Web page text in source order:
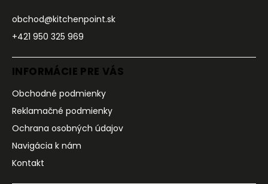
obchod@kitchenpoint.sk
+421 950 325 969
INFORMÁCIE PRE VÁS
Obchodné podmienky
Reklamačné podmienky
Ochrana osobných údajov
Navigácia k nám
Kontakt